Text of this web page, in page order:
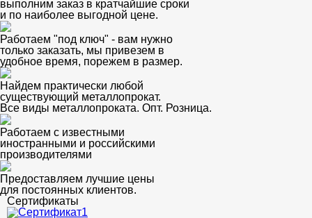
выполним заказ в кратчайшие сроки
и по наиболее выгодной цене.
Работаем "под ключ" - вам нужно
только заказать, мы привезем в
удобное время, порежем в размер.
Найдем практически любой
существующий металлопрокат.
Все виды металлопроката. Опт. Розница.
Работаем с известными
иностранными и российскими
производителями
Предоставляем лучшие цены
для постоянных клиентов.
Сертификаты